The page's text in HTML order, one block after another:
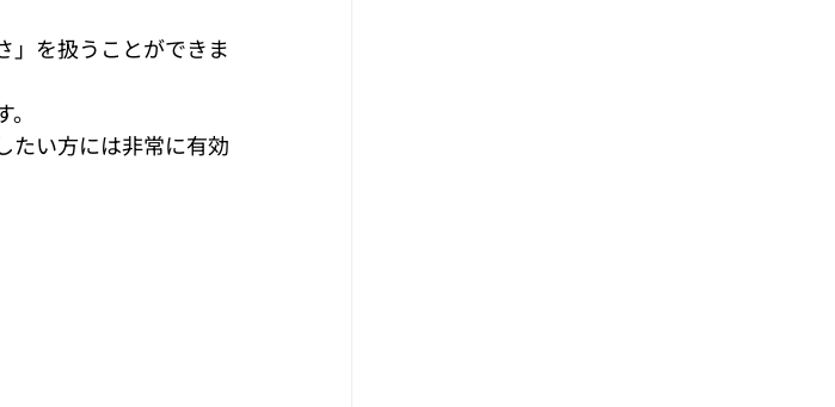
」を扱うことができま
たい方には非常に有効